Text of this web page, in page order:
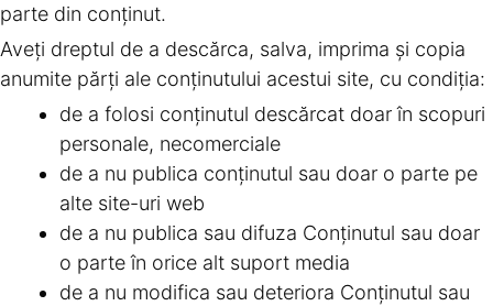
parte din conţinut.
Aveţi dreptul de a descărca, salva, imprima şi copia
anumite părţi ale conţinutului acestui site, cu condiţia:
de a folosi conţinutul descărcat doar în scopuri
personale, necomerciale
de a nu publica conţinutul sau doar o parte pe
alte site-uri web
de a nu publica sau difuza Conţinutul sau doar
o parte în orice alt suport media
de a nu modifica sau deteriora Conţinutul sau